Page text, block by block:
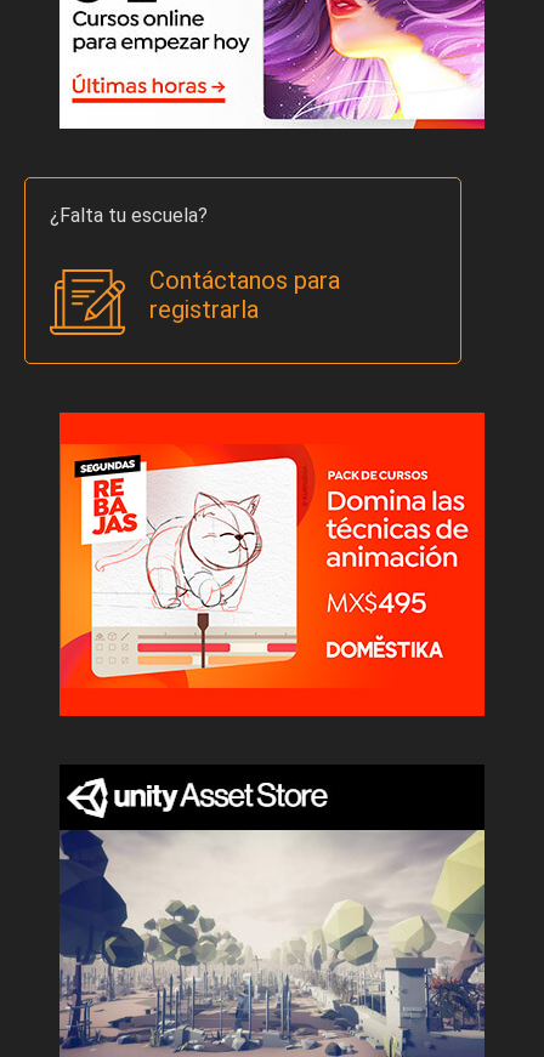
¿Falta tu escuela?
Contáctanos para
registrarla